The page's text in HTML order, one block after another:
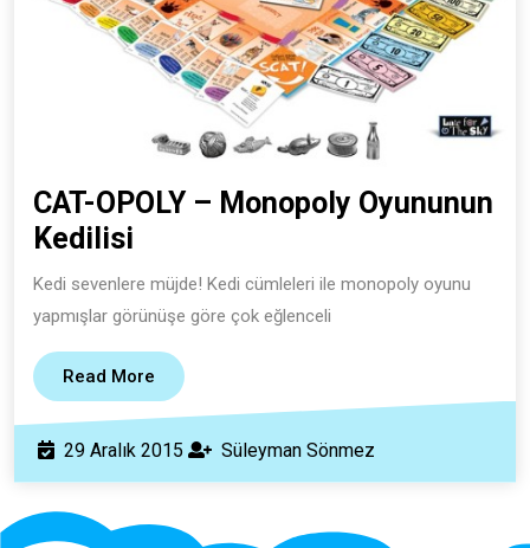
CAT-OPOLY – Monopoly Oyununun
Kedilisi
OPOLY
–
Monopoly
Oyununun
Kedilisi
Kedi sevenlere müjde! Kedi cümleleri ile monopoly oyunu
yapmışlar görünüşe göre çok eğlenceli
Read More Read
More
29 Aralık 2015 29
Aralık
Süleyman Sönmez
Sönmez